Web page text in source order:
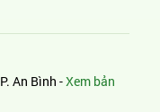
An Bình -Xem bản